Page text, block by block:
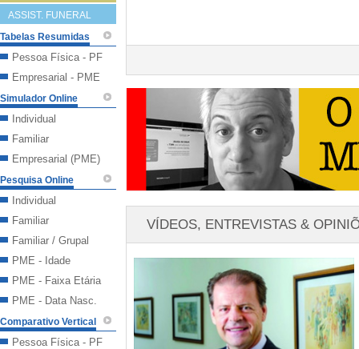
ASSIST. FUNERAL
Tabelas Resumidas
Pessoa Física - PF
Empresarial - PME
Simulador Online
Individual
Familiar
Empresarial (PME)
Pesquisa Online
Individual
Familiar
Familiar / Grupal
PME - Idade
PME - Faixa Etária
PME - Data Nasc.
Comparativo Vertical
Pessoa Física - PF
VÍDEOS, ENTREVISTAS &